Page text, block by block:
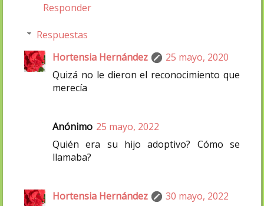
Responder
Respuestas
Hortensia Hernández
25 mayo, 2020
Quizá no le dieron el reconocimiento que
merecía
Anónimo 25 mayo, 2022
Quién era su hijo adoptivo? Cómo se
llamaba?
Hortensia Hernández
30 mayo, 2022